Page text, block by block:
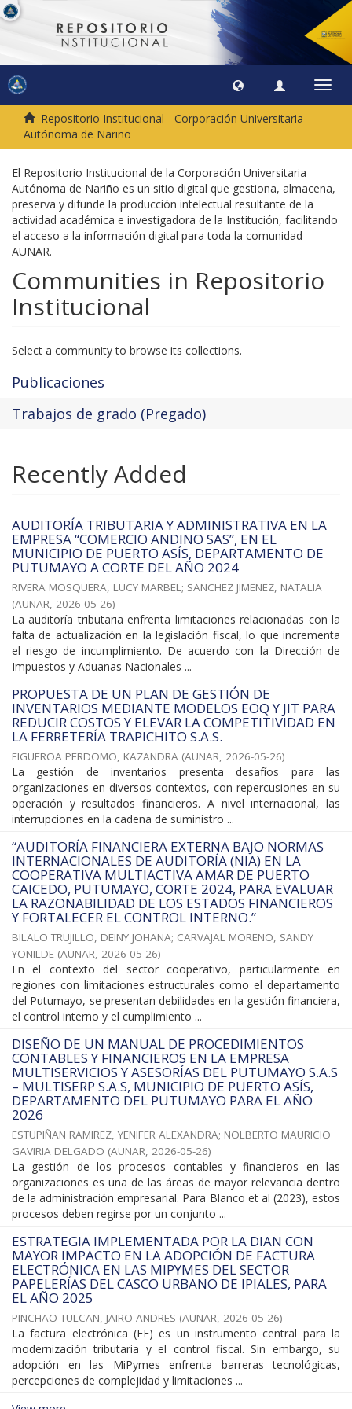
Repositorio Institucional - Corporación Universitaria
Autónoma de Nariño
El Repositorio Institucional de la Corporación Universitaria
Autónoma de Nariño es un sitio digital que gestiona, almacena,
preserva y difunde la producción intelectual resultante de la
actividad académica e investigadora de la Institución, facilitando
el acceso a la información digital para toda la comunidad
AUNAR.
Communities in Repositorio
Institucional
Select a community to browse its collections.
Publicaciones
Trabajos de grado (Pregado)
Recently Added
AUDITORÍA TRIBUTARIA Y ADMINISTRATIVA EN LA
EMPRESA “COMERCIO ANDINO SAS”, EN EL
MUNICIPIO DE PUERTO ASÍS, DEPARTAMENTO DE
PUTUMAYO A CORTE DEL AÑO 2024
RIVERA MOSQUERA, LUCY MARBEL; SANCHEZ JIMENEZ, NATALIA
(AUNAR, 2026-05-26)
La auditoría tributaria enfrenta limitaciones relacionadas con la
falta de actualización en la legislación fiscal, lo que incrementa
el riesgo de incumplimiento. De acuerdo con la Dirección de
Impuestos y Aduanas Nacionales ...
PROPUESTA DE UN PLAN DE GESTIÓN DE
INVENTARIOS MEDIANTE MODELOS EOQ Y JIT PARA
REDUCIR COSTOS Y ELEVAR LA COMPETITIVIDAD EN
LA FERRETERÍA TRAPICHITO S.A.S.
FIGUEROA PERDOMO, KAZANDRA (AUNAR, 2026-05-26)
La gestión de inventarios presenta desafíos para las
organizaciones en diversos contextos, con repercusiones en su
operación y resultados financieros. A nivel internacional, las
interrupciones en la cadena de suministro ...
“AUDITORÍA FINANCIERA EXTERNA BAJO NORMAS
INTERNACIONALES DE AUDITORÍA (NIA) EN LA
COOPERATIVA MULTIACTIVA AMAR DE PUERTO
CAICEDO, PUTUMAYO, CORTE 2024, PARA EVALUAR
LA RAZONABILIDAD DE LOS ESTADOS FINANCIEROS
Y FORTALECER EL CONTROL INTERNO.”
BILALO TRUJILLO, DEINY JOHANA; CARVAJAL MORENO, SANDY
YONILDE (AUNAR, 2026-05-26)
En el contexto del sector cooperativo, particularmente en
regiones con limitaciones estructurales como el departamento
del Putumayo, se presentan debilidades en la gestión financiera,
el control interno y el cumplimiento ...
DISEÑO DE UN MANUAL DE PROCEDIMIENTOS
CONTABLES Y FINANCIEROS EN LA EMPRESA
MULTISERVICIOS Y ASESORÍAS DEL PUTUMAYO S.A.S
– MULTISERP S.A.S, MUNICIPIO DE PUERTO ASÍS,
DEPARTAMENTO DEL PUTUMAYO PARA EL AÑO
2026
ESTUPIÑAN RAMIREZ, YENIFER ALEXANDRA; NOLBERTO MAURICIO
GAVIRIA DELGADO (AUNAR, 2026-05-26)
La gestión de los procesos contables y financieros en las
organizaciones es una de las áreas de mayor relevancia dentro
de la administración empresarial. Para Blanco et al (2023), estos
procesos deben regirse por un conjunto ...
ESTRATEGIA IMPLEMENTADA POR LA DIAN CON
MAYOR IMPACTO EN LA ADOPCIÓN DE FACTURA
ELECTRÓNICA EN LAS MIPYMES DEL SECTOR
PAPELERÍAS DEL CASCO URBANO DE IPIALES, PARA
EL AÑO 2025
PINCHAO TULCAN, JAIRO ANDRES (AUNAR, 2026-05-26)
La factura electrónica (FE) es un instrumento central para la
modernización tributaria y el control fiscal. Sin embargo, su
adopción en las MiPymes enfrenta barreras tecnológicas,
percepciones de complejidad y limitaciones ...